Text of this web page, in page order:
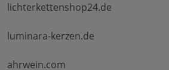
lichterkettenshop24.de
luminara-kerzen.de
ahrwein.com